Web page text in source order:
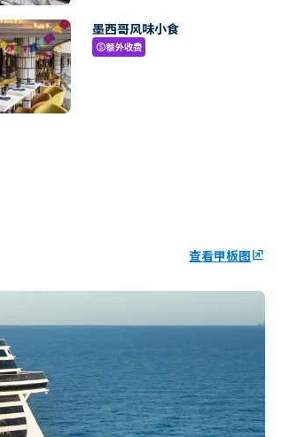
墨西哥风味小食
paid额外收费
查看甲板图ungroup